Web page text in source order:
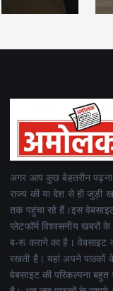
अगर आप कुछ बेहतरीन
राज्य की या देश से ही जुड़ी
तक पहुंचा रहे हैं।इस
प्लेटफॉर्म विश्वसनीय खबरों
ब-रू कराने का है। वेबसाइट
रखती है। यहां अपने पाठकों
वेबसाइट की परिकल्पना